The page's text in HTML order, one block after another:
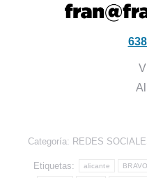
Categoría: REDES
Etiquetas: alicante BRAVO